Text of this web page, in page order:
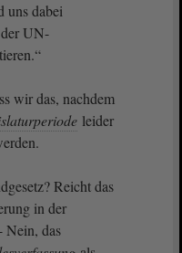
uns dabei
UN-
wir das, nachdem
leider
Reicht das
in der
Nein, das